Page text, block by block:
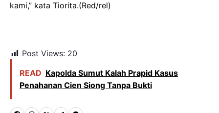
kami,” kata Tiorita.(Red/rel)
Post Views: 20
READ Kapolda Sumut Kalah Prapid Kasus
Penahanan Cien Siong Tanpa Bukti